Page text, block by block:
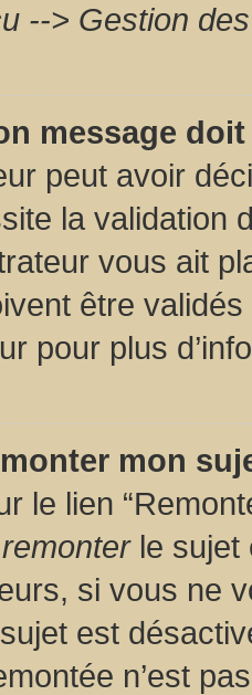
--> Gestion
message
peut avoir
la validation
vous ait
être
pour plus
mon
le lien
remonterle sujet
si vous ne
est
n’est